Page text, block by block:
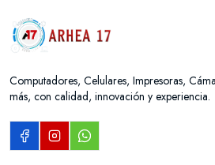
Computadores, Celulares, Impresoras,
más, con calidad, innovación y experiencia.